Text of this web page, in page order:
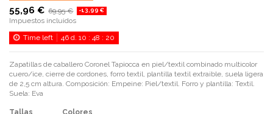
55,96 € 69,95 € -13,99 €
Impuestos incluidos
Time left
46 d. 10 :48 : 20
Zapatillas de caballero Coronel Tapiocca en piel/textil combinado multicolor
cuero/ice, cierre de cordones, forro textil, plantilla textil extraible, suela ligera
de 2,5 cm altura. Composición: Empeine: Piel/textil. Forro y plantilla: Textil.
Suela: Eva
Tallas
Colores